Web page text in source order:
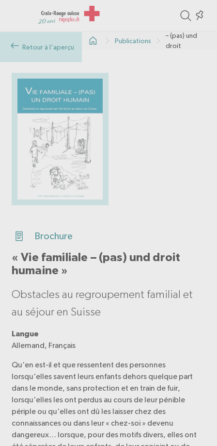
Retour à l'aperçu
Publications
– (pas) und
droit
Brochure
« Vie familiale – (pas) und droit
humaine »
Obstacles au regroupement familial et
au séjour en Suisse
Langue
Allemand, Français
Qu'en est-il et que ressentent des personnes
lorsqu'elles savent leurs enfants dehors quelque part
dans le monde, sans protection et en train de fuir,
lorsqu'elles les ont perdus au cours de leur pénible
périple ou qu'elles ont dû les laisser chez des
connaissances ou dans leur « chez-soi » devenu
dangereux… lorsque, pour des motifs divers, elles ont